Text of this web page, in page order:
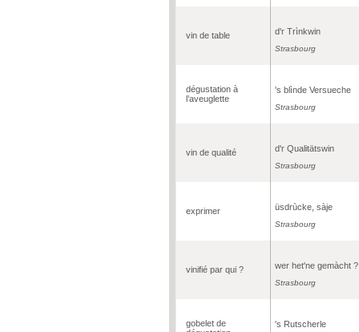
vin de table d'r Trìnkwin
Strasbourg
dégustation à
l’aveuglette
's blìnde Versueche
Strasbourg
vin de qualité d'r Qualitätswin
Strasbourg
exprimer üsdrùcke, sàje
Strasbourg
vinifié par qui ? wer het'ne gemàcht ?
Strasbourg
gobelet de
's Rutscherle